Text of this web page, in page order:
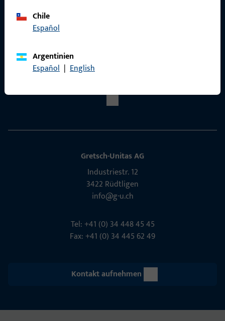
Chile
Español
Argentinien
Español | English
Gretsch-Unitas AG
Indu­s­triestr. 12
3422 Rüdt­ligen
info@g-u.ch
Tel: +41 (0) 34 448 45 45
Fax: +41 (0) 34 445 62 49
Kontakt aufnehmen